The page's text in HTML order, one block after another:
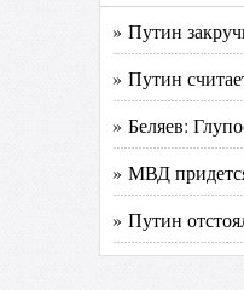
» Путин
» Путин
» Беляев:
» МВД
» Путин